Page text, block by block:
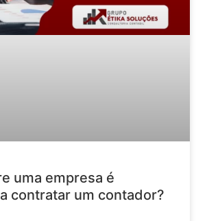
uma empresa é
contratar um contador?